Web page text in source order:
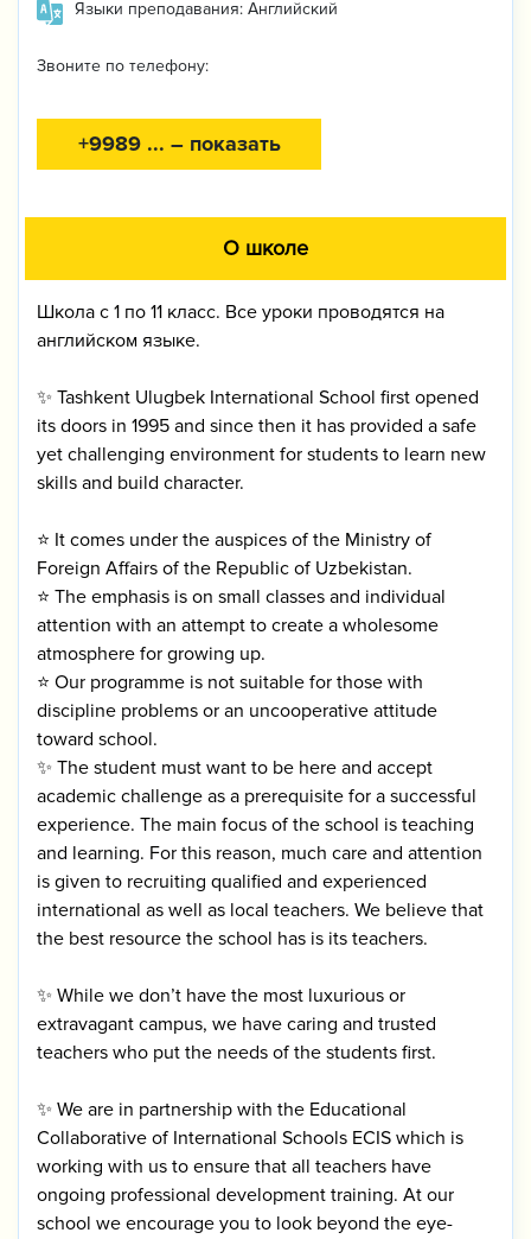
Языки преподавания: Английский
Звоните по телефону:
+9989 ... – показать
О школе
Школа с 1 по 11 класс. Все уроки проводятся на
английском языке.
✨ Tashkent Ulugbek International School first opened
its doors in 1995 and since then it has provided a safe
yet challenging environment for students to learn new
skills and build character.
⭐️ It comes under the auspices of the Ministry of
Foreign Affairs of the Republic of Uzbekistan.
⭐️ The emphasis is on small classes and individual
attention with an attempt to create a wholesome
atmosphere for growing up.
⭐️ Our programme is not suitable for those with
discipline problems or an uncooperative attitude
toward school.
✨ The student must want to be here and accept
academic challenge as a prerequisite for a successful
experience. The main focus of the school is teaching
and learning. For this reason, much care and attention
is given to recruiting qualified and experienced
international as well as local teachers. We believe that
the best resource the school has is its teachers.
✨ While we don’t have the most luxurious or
extravagant campus, we have caring and trusted
teachers who put the needs of the students first.
✨ We are in partnership with the Educational
Collaborative of International Schools ECIS which is
working with us to ensure that all teachers have
ongoing professional development training. At our
school we encourage you to look beyond the eye-